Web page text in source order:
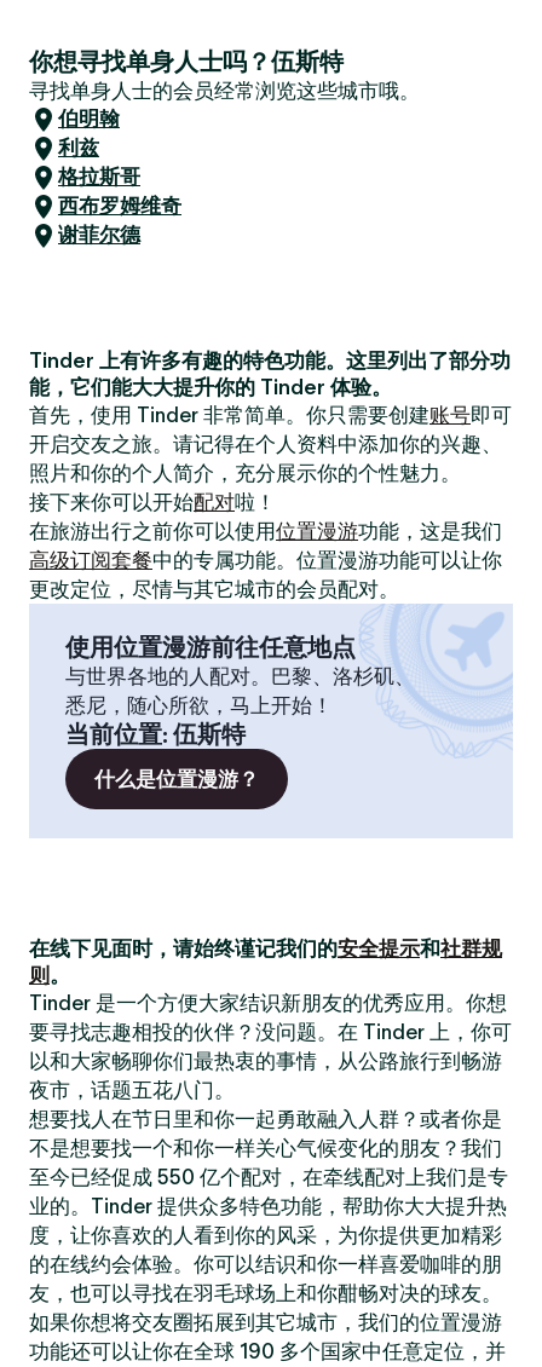
你想寻找单身人士吗？伍斯特
寻找单身人士的会员经常浏览这些城市哦。
伯明翰
利兹
格拉斯哥
西布罗姆维奇
谢菲尔德
Tinder 上有许多有趣的特色功能。这里列出了部分功
能，它们能大大提升你的 Tinder 体验。
首先，使用 Tinder 非常简单。你只需要创建账号即可
开启交友之旅。请记得在个人资料中添加你的兴趣、
照片和你的个人简介，充分展示你的个性魅力。
接下来你可以开始配对啦！
在旅游出行之前你可以使用位置漫游功能，这是我们
高级订阅套餐中的专属功能。位置漫游功能可以让你
更改定位，尽情与其它城市的会员配对。
使用位置漫游前往任意地点
与世界各地的人配对。巴黎、洛杉矶、
悉尼，随心所欲，马上开始！
当前位置: 伍斯特
什么是位置漫游？
在线下见面时，请始终谨记我们的安全提示和社群规
则 。
Tinder 是一个方便大家结识新朋友的优秀应用。你想
要寻找志趣相投的伙伴？没问题。在 Tinder 上，你可
以和大家畅聊你们最热衷的事情，从公路旅行到畅游
夜市，话题五花八门。
想要找人在节日里和你一起勇敢融入人群？或者你是
不是想要找一个和你一样关心气候变化的朋友？我们
至今已经促成 550 亿个配对，在牵线配对上我们是专
业的。Tinder 提供众多特色功能，帮助你大大提升热
度，让你喜欢的人看到你的风采，为你提供更加精彩
的在线约会体验。你可以结识和你一样喜爱咖啡的朋
友，也可以寻找在羽毛球场上和你酣畅对决的球友。
如果你想将交友圈拓展到其它城市，我们的位置漫游
功能还可以让你在全球 190 多个国家中任意定位，并